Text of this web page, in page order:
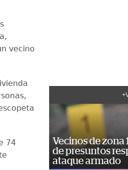
vecino
74
Vecinos de zona
de presuntos
ataque armado